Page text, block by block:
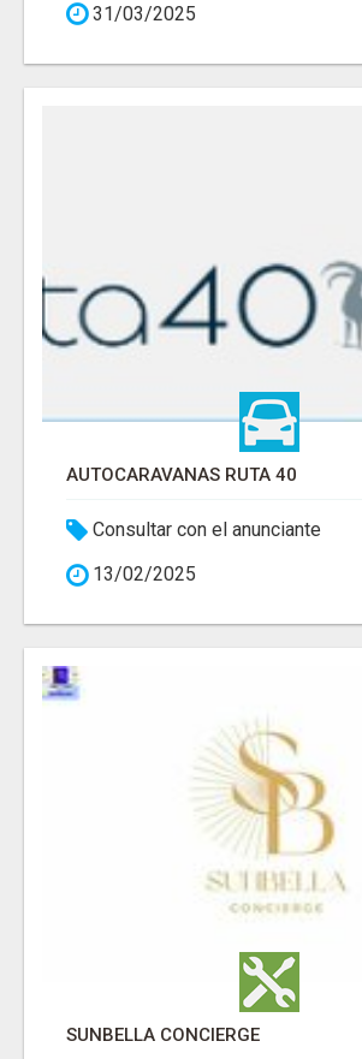
31/03/2025
AUTOCARAVANAS RUTA 40
Consultar con el anunciante
13/02/2025
SUNBELLA CONCIERGE